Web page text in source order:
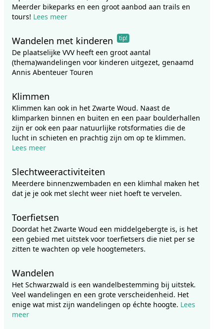
Meerder bikeparks en een groot aanbod aan trails en
tours! Lees meer
Wandelen met kinderen tip!
De plaatselijke VVV heeft een groot aantal
(thema)wandelingen voor kinderen uitgezet, genaamd
Annis Abenteuer Touren
Klimmen
Klimmen kan ook in het Zwarte Woud. Naast de
klimparken binnen en buiten en een paar boulderhallen
zijn er ook een paar natuurlijke rotsformaties die de
lucht in schieten en prachtig zijn om op te klimmen.
Lees meer
Slechtweeractiviteiten
Meerdere binnenzwembaden en een klimhal maken het
dat je je ook met slecht weer niet hoeft te vervelen.
Toerfietsen
Doordat het Zwarte Woud een middelgebergte is, is het
een gebied met uitstek voor toerfietsers die niet per se
zitten te wachten op vele hoogtemeters.
Wandelen
Het Schwarzwald is een wandelbestemming bij uitstek.
Veel wandelingen en een grote verscheidenheid. Het
enige wat mist zijn wandelingen op échte hoogte. Lees
meer